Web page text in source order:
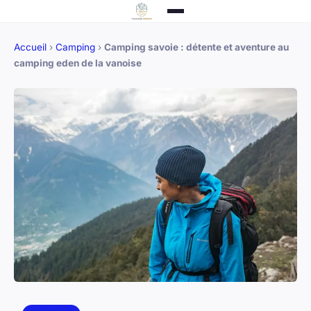
Accueil › Camping › Camping savoie : détente et aventure au
camping eden de la vanoise